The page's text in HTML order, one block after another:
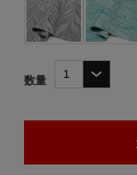
数量